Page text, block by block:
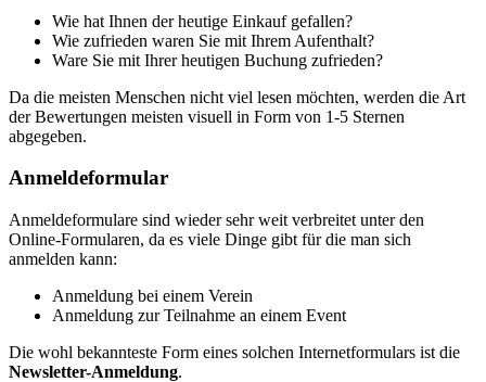
Wie hat Ihnen der heutige Einkauf gefallen?
Wie zufrieden waren Sie mit Ihrem Aufenthalt?
Ware Sie mit Ihrer heutigen Buchung zufrieden?
Da die meisten Menschen nicht viel lesen möchten, werden die Art
der Bewertungen meisten visuell in Form von 1-5 Sternen
abgegeben.
Anmeldeformular
Anmeldeformulare sind wieder sehr weit verbreitet unter den
Online-Formularen, da es viele Dinge gibt für die man sich
anmelden kann:
Anmeldung bei einem Verein
Anmeldung zur Teilnahme an einem Event
Die wohl bekannteste Form eines solchen Internetformulars ist die
Newsletter-Anmeldung.